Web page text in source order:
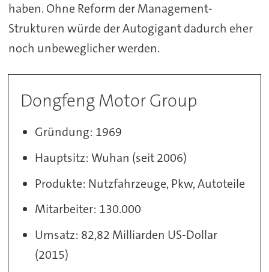
haben. Ohne Reform der Management-
Strukturen würde der Autogigant dadurch eher
noch unbeweglicher werden.
Dongfeng Motor Group
Gründung: 1969
Hauptsitz: Wuhan (seit 2006)
Produkte: Nutzfahrzeuge, Pkw, Autoteile
Mitarbeiter: 130.000
Umsatz: 82,82 Milliarden US-Dollar
(2015)